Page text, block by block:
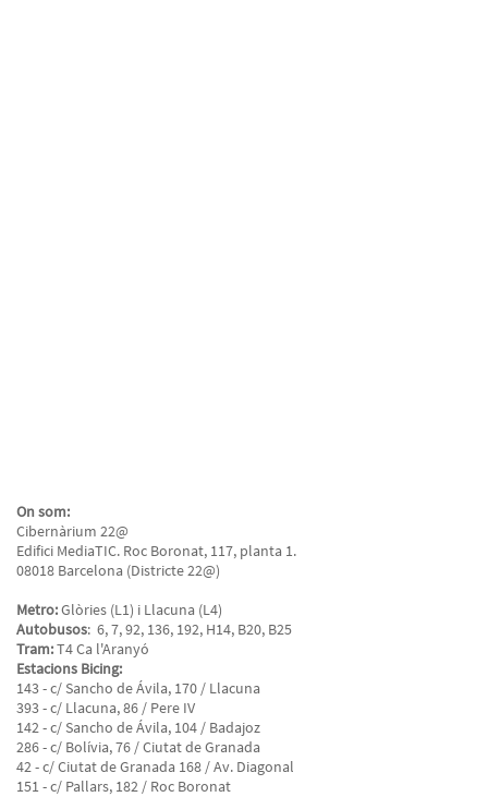
On som:
Cibernàrium 22@
Edifici MediaTIC. Roc Boronat, 117, planta 1.
08018 Barcelona (Districte 22@)
Metro:Glòries (L1) i Llacuna (L4)
Autobusos: 6, 7, 92, 136, 192, H14, B20, B25
Tram:T4 Ca l'Aranyó
Estacions Bicing:
143 - c/ Sancho de Ávila, 170 / Llacuna
393 - c/ Llacuna, 86 / Pere IV
142 - c/ Sancho de Ávila, 104 / Badajoz
286 - c/ Bolívia, 76 / Ciutat de Granada
42 - c/ Ciutat de Granada 168 / Av. Diagonal
151 - c/ Pallars, 182 / Roc Boronat